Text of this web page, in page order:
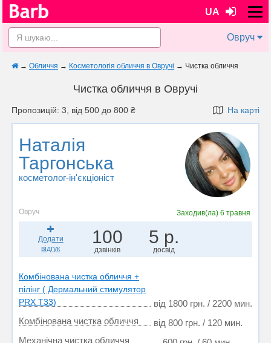
UA
Овруч
→ Обличчя → Косметологія обличчя в Овручі → Чистка обличчя
Чистка обличчя в Овручі
Пропозицій: 3, від 500 до 800 ₴ На карті
Наталія
Таргонська
косметолог-ін'єкціоніст
Овруч Заходив(ла) 6 травня
Додати
відгук
100
дзвінків
5 р.
досвід
Комбінована чистка обличчя +
пілінг ( Дермальний стимулятор
PRX T33)
від 1800 грн. / 2200 мин.
Комбінована чистка обличчя
від 800 грн. / 120 мин.
Механічна чистка обличчя